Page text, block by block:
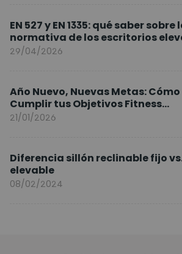
EN 527 y EN 1335: qué saber sobre
normativa de los escritorios
y sillas ergonómicas
29/04/2026
Año Nuevo, Nuevas Metas: Cómo
Cumplir tus Objetivos Fitness
Entrenando en Casa
21/01/2026
Diferencia sillón reclinable fijo
elevable
08/02/2024